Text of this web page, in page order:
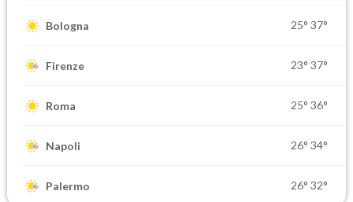
Bologna 25° 37°
Firenze 23° 37°
Roma 25° 36°
Napoli 26° 34°
Palermo 26° 32°